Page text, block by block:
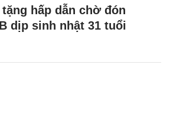
hấp dẫn chờ đón
dịp sinh nhật 31 tuổi